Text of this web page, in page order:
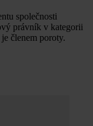
společnosti
právník v kategorii
členem poroty.